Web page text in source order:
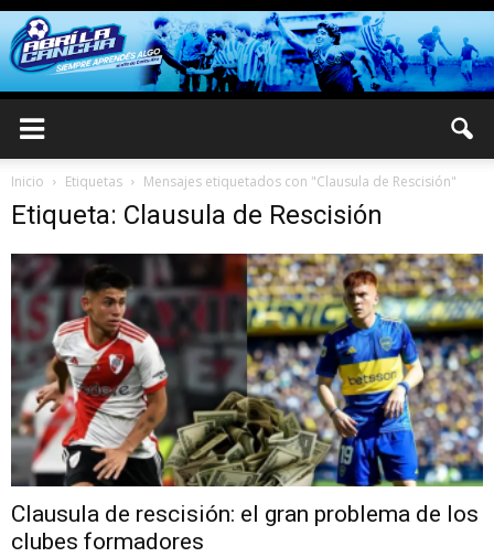
Inicio Etiquetas Mensajes etiquetados con "Clausula de Rescisión"
Etiqueta: Clausula de Rescisión
Clausula de rescisión: el gran problema de los
clubes formadores